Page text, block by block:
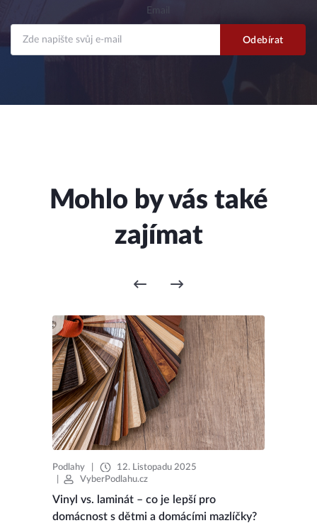
Email
Mohlo by vás také
zajímat
Podlahy
12. Listopadu 2025
VyberPodlahu.cz
Vinyl vs. laminát – co je lepší pro
domácnost s dětmi a domácími mazlíčky?